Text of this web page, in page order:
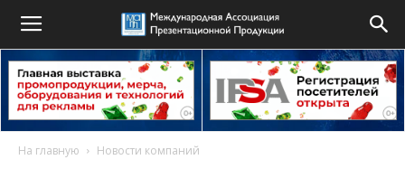
На главную Новости компаний